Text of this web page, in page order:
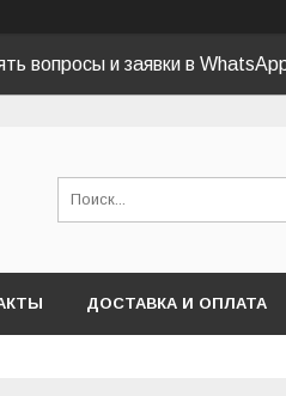
вопросы и заявки в
ДОСТАВКА И ОПЛАТА